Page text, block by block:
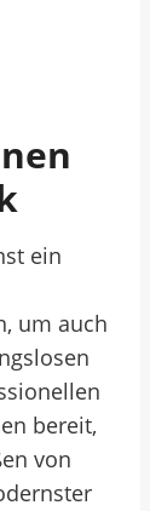
ein
um auch
bereit,
von